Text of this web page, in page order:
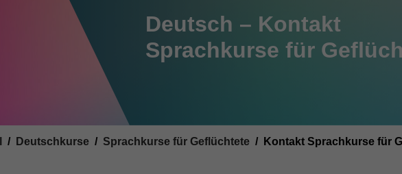
Deutsch – Kontakt
Sprachkurse für
Deutschkurse Sprachkurse für Geflüchtete Kontakt Sprachkurse für